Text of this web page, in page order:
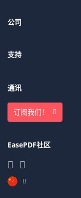
公司
支持
通讯
订阅我们！
EasePDF社区